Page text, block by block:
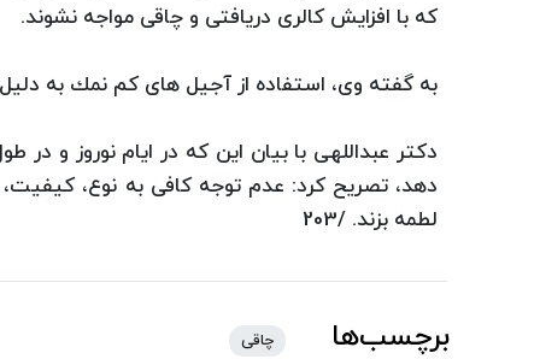
كه با افزایش كالری دریافتی و چاقی مواجه نشوند.
به گفته وی،‌ استفاده از آجیل های كم نمك به
دكتر عبداللهی با بیان این كه در ایام نوروز و در
دهد، ‌تصریح كرد: عدم توجه کافی به نوع،
لطمه بزند. /203
برچسب‌ها چاقی